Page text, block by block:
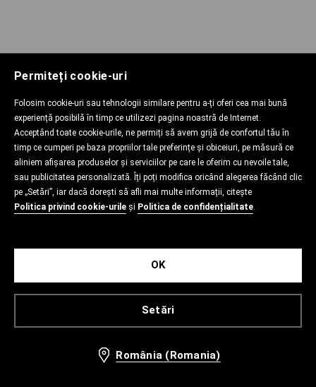
Permiteți cookie-uri
Folosim cookie-uri sau tehnologii similare pentru a-ți oferi cea mai bună
experiență posibilă în timp ce utilizezi pagina noastră de Internet.
Acceptând toate cookie-urile, ne permiți să avem grijă de confortul tău în
timp ce cumperi pe baza propriilor tale preferințe și obiceiuri, pe măsură ce
aliniem afișarea produselor și serviciilor pe care le oferim cu nevoile tale,
sau publicitatea personalizată. Îți poți modifica oricând alegerea făcând clic
pe „Setări”, iar dacă dorești să afli mai multe informații, citește
Politica privind cookie-urile și Politica de confidențialitate.
Setări
OK
România (Romania)